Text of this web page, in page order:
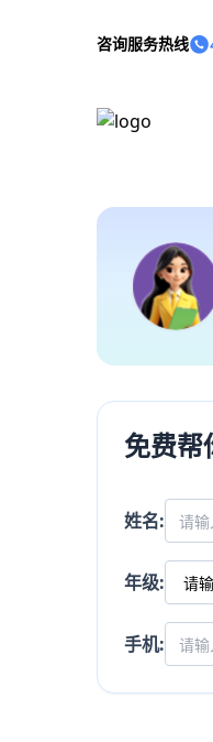
咨询服务热线
免费帮
姓名:
年级:
手机: